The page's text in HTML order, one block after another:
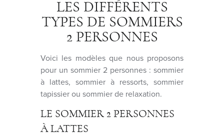
LES DIFFÉRENTS
TYPES DE SOMMIERS
2 PERSONNES
Voici les modèles que nous proposons
pour un sommier 2 personnes : sommier
à lattes, sommier à ressorts, sommier
tapissier ou sommier de relaxation.
LE SOMMIER 2 PERSONNES
À LATTES